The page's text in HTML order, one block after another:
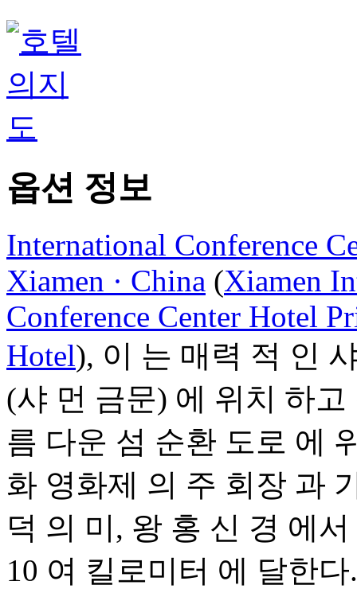
옵션 정보
International Conference
Xiamen · China (Xiamen
Conference Center Hotel
Hotel), 이 는 매력 적 인
(샤 먼 금문) 에 위치 하고
름 다운 섬 순환 도로 에
화 영화제 의 주 회장 과
덕 의 미, 왕 홍 신 경 에
10 여 킬로미터 에 달한